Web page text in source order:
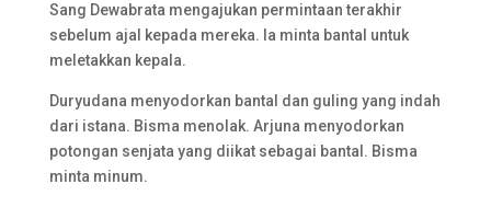
Sang Dewabrata mengajukan permintaan terakhir
sebelum ajal kepada mereka. Ia minta bantal untuk
meletakkan kepala.
Duryudana menyodorkan bantal dan guling yang indah
dari istana. Bisma menolak. Arjuna menyodorkan
potongan senjata yang diikat sebagai bantal. Bisma
minta minum.